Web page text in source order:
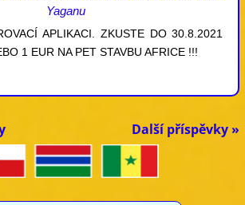
Yaganu
APLIKACI. ZKUSTE DO 30.8.2021
1 EUR NA PET STAVBU AFRICE !!!
Další příspěvky »